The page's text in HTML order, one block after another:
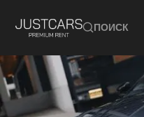
ПОИСК